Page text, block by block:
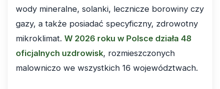
wody mineralne, solanki, lecznicze borowiny czy
gazy, a także posiadać specyficzny, zdrowotny
mikroklimat. W 2026 roku w Polsce działa 48
oficjalnych uzdrowisk, rozmieszczonych
malowniczo we wszystkich 16 województwach.